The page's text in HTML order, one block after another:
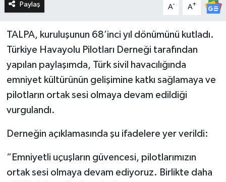
Paylaş A- A+
TALPA, kuruluşunun 68’inci yıl dönümünü kutladı.
Türkiye Havayolu Pilotları Derneği tarafından
yapılan paylaşımda, Türk sivil havacılığında
emniyet kültürünün gelişimine katkı sağlamaya ve
pilotların ortak sesi olmaya devam edildiği
vurgulandı.
Derneğin açıklamasında şu ifadelere yer verildi:
“Emniyetli uçuşların güvencesi, pilotlarımızın
ortak sesi olmaya devam ediyoruz. Birlikte daha